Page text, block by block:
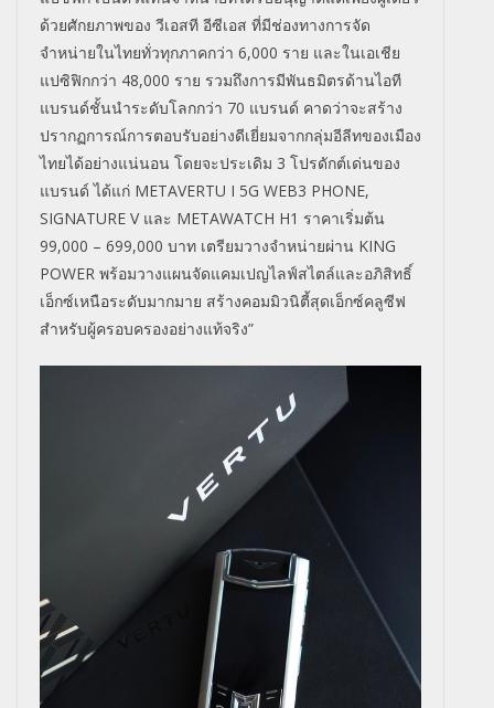
ด้วยศักยภาพของ วีเอสที อีซีเอส ที่มีช่องทางการจัด
จำหน่ายในไทยทั่วทุกภาคกว่า 6,000 ราย และในเอเชีย
แปซิฟิกกว่า 48,000 ราย รวมถึงการมีพันธมิตรด้านไอที
แบรนด์ชั้นนำระดับโลกกว่า 70 แบรนด์ คาดว่าจะสร้าง
ปรากฏการณ์การตอบรับอย่างดีเยี่ยมจากกลุ่มอีลีทของเมือง
ไทยได้อย่างแน่นอน โดยจะประเดิม 3 โปรดักต์เด่นของ
แบรนด์ ได้แก่ METAVERTU I 5G WEB3 PHONE,
SIGNATURE V และ METAWATCH H1 ราคาเริ่มต้น
99,000 – 699,000 บาท เตรียมวางจำหน่ายผ่าน KING
POWER พร้อมวางแผนจัดแคมเปญไลฟ์สไตล์และอภิสิทธิ์
เอ็กซ์เหนือระดับมากมาย สร้างคอมมิวนิตี้สุดเอ็กซ์คลูซีฟ
สำหรับผู้ครอบครองอย่างแท้จริง”